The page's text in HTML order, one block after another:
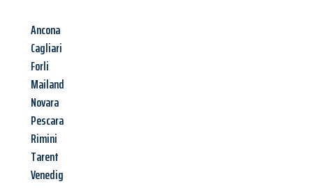
Ancona
Cagliari
Forli
Mailand
Novara
Pescara
Rimini
Tarent
Venedig